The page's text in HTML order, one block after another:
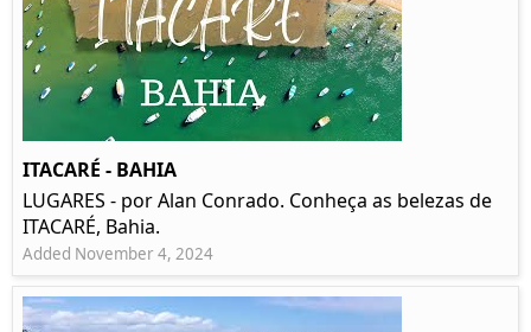
ITACARÉ - BAHIA
LUGARES - por Alan Conrado. Conheça as belezas de
ITACARÉ, Bahia.
Added November 4, 2024